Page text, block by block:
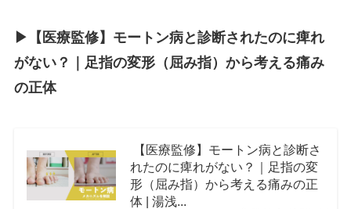
▶︎【医療監修】モートン病と診断されたのに痺れ
がない？｜足指の変形（屈み指）から考える痛み
の正体
【医療監修】モートン病と診断さ
れたのに痺れがない？｜足指の変
形（屈み指）から考える痛みの正
体 | 湯浅...